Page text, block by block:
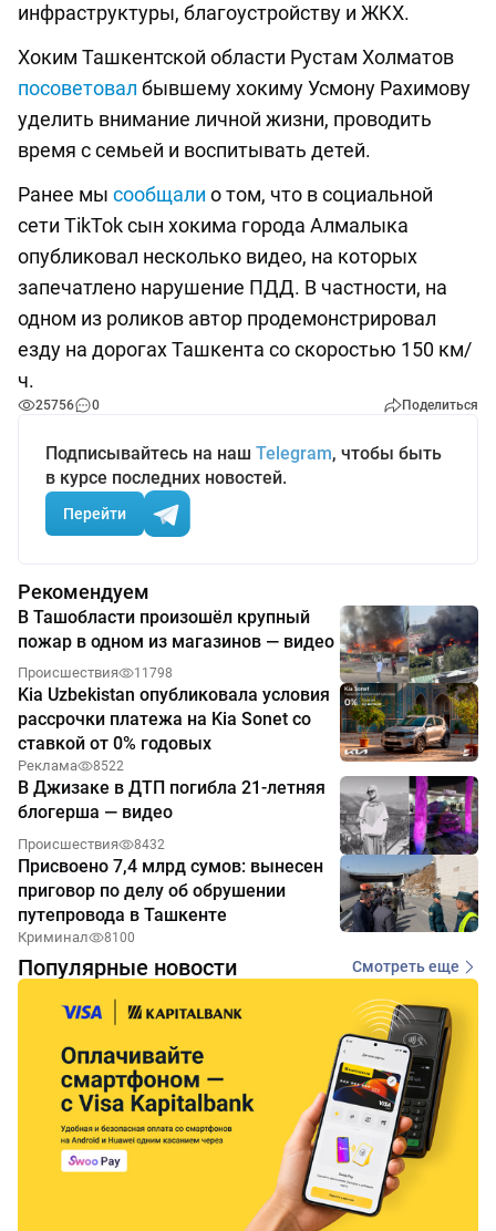
инфраструктуры, благоустройству и ЖКХ.
Хоким Ташкентской области Рустам Холматов
посоветовал бывшему хокиму Усмону Рахимову
уделить внимание личной жизни, проводить
время с семьей и воспитывать детей.
Ранее мы сообщали о том, что в социальной
сети TikTok сын хокима города Алмалыка
опубликовал несколько видео, на которых
запечатлено нарушение ПДД. В частности, на
одном из роликов автор продемонстрировал
езду на дорогах Ташкента со скоростью 150 км/
ч.
25756 0 Поделиться
Подписывайтесь на наш Telegram, чтобы быть
в курсе последних новостей.
Перейти
Рекомендуем
В Ташобласти произошёл крупный
пожар в одном из магазинов — видео
Происшествия 11798
Kia Uzbekistan опубликовала условия
рассрочки платежа на Kia Sonet со
ставкой от 0% годовых
Реклама 8522
В Джизаке в ДТП погибла 21-летняя
блогерша — видео
Происшествия 8432
Присвоено 7,4 млрд сумов: вынесен
приговор по делу об обрушении
путепровода в Ташкенте
Криминал 8100
Популярные новости Смотреть еще